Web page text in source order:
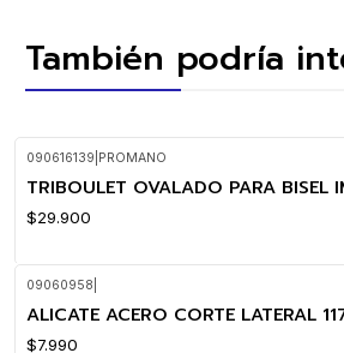
También podría
090616139 PROMANO
TRIBOULET OVALADO PARA BISEL
$29.900
09060958
ALICATE ACERO CORTE LATERAL
$7.990